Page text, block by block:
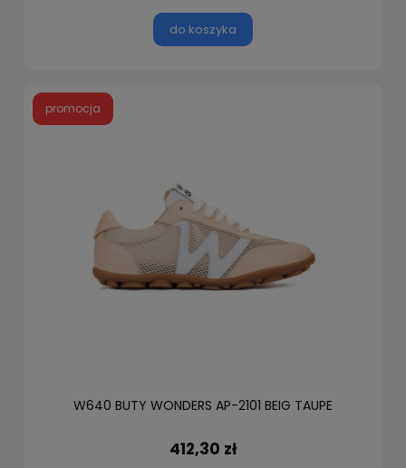
do koszyka
W640 BUTY WONDERS AP-2101 BEIG TAUPE
412,30 zł
promocja